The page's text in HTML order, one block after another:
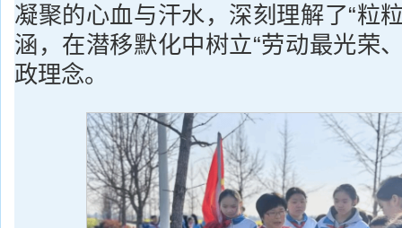
凝聚的心血与汗水，深刻理解了“粒
涵，在潜移默化中树立“劳动最光荣
政理念。